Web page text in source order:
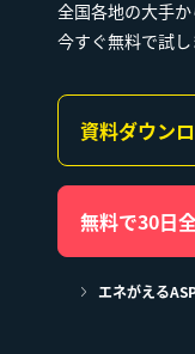
全国各地の大手か
今すぐ無料で試し
資料ダウン
無料で30日
エネがえる